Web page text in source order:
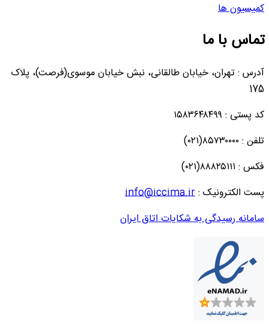
کمیسیون ها
تماس با ما
آدرس : تهران، خیابان طالقانی، نبش خیابان موسوی(فرصت)، پلاک
175
کد پستی : ۱۵۸۳۶۴۸۴۹۹
تلفن : ۸۵۷۳۰۰۰۰(۰۲۱)
فکس : ۸۸۸۲۵۱۱۱(۰۲۱)
پست الکترونیک :info@iccima.ir
سامانه رسیدگی به شکایات اتاق ایران